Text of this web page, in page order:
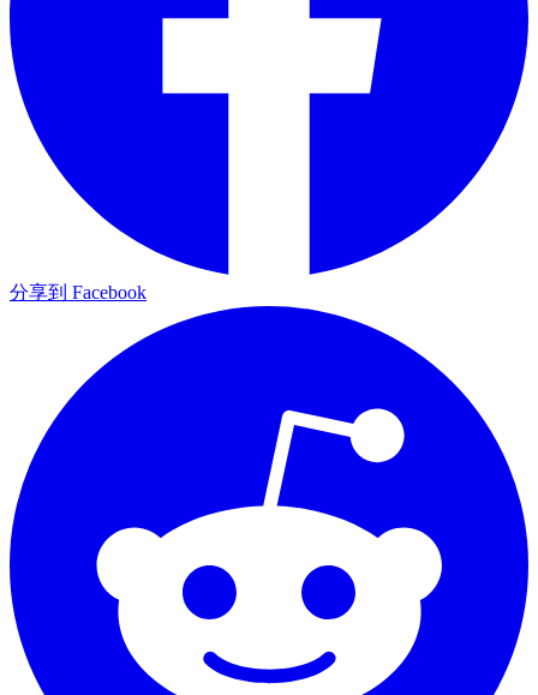
分享到 Facebook